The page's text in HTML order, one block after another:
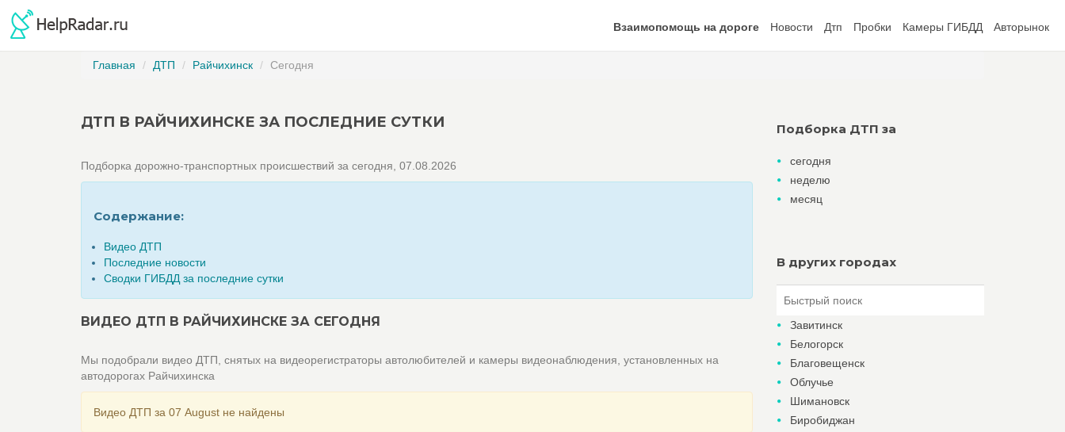
Взаимопомощь на дороге Новости Дтп Пробки Камеры ГИБДД Авторынок
Главная ДТП Райчихинск Сегодня
ДТП В РАЙЧИХИНСКЕ ЗА ПОСЛЕДНИЕ СУТКИ
Подборка дорожно-транспортных происшествий за сегодня, 07.08.2026
Содержание:
Видео ДТП
Последние новости
Сводки ГИБДД за последние сутки
ВИДЕО ДТП В РАЙЧИХИНСКЕ ЗА СЕГОДНЯ
Мы подобрали видео ДТП, снятых на видеорегистраторы автолюбителей и камеры видеонаблюдения, установленных на
автодорогах Райчихинска
Видео ДТП за 07 August не найдены
Подборка ДТП за
сегодня
неделю
месяц
В других городах
Завитинск
Белогорск
Благовещенск
Облучье
Шимановск
Биробиджан